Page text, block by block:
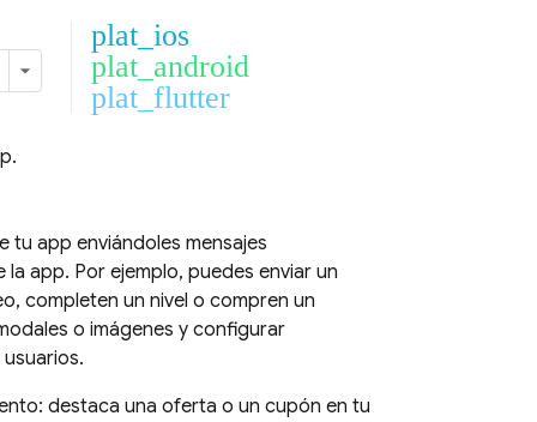
plat_ios
plat_android
plat_flutter
app enviándoles mensajes
app. Por ejemplo, puedes enviar un
completen un nivel o compren un
o imágenes y configurar
destaca una oferta o un cupón en tu